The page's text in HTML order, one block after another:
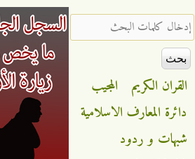
‏إدخال كلمات البحث ‏
القران الكريم
المجيب
دائرة المعارف الاسلامية
شبهات و ردود